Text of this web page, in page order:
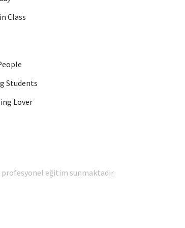
Class
Students
Lover
eğitim sunmaktadır.